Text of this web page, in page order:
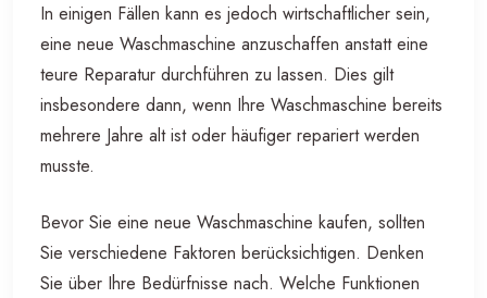
In einigen Fällen kann es jedoch wirtschaftlicher sein,
eine neue Waschmaschine anzuschaffen anstatt eine
teure Reparatur durchführen zu lassen. Dies gilt
insbesondere dann, wenn Ihre Waschmaschine bereits
mehrere Jahre alt ist oder häufiger repariert werden
musste.
Bevor Sie eine neue Waschmaschine kaufen, sollten
Sie verschiedene Faktoren berücksichtigen. Denken
Sie über Ihre Bedürfnisse nach. Welche Funktionen